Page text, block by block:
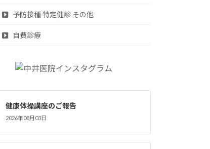
予防接種 特定健診 その他
自費診療
健康体操講座のご報告
2026年08月03日